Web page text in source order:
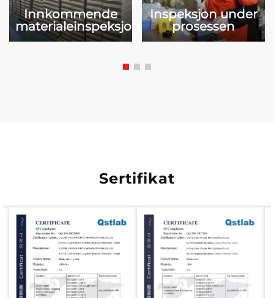
Innkommende
materialeinspeksjon
Inspeksjon under
prosessen
Sertifikat